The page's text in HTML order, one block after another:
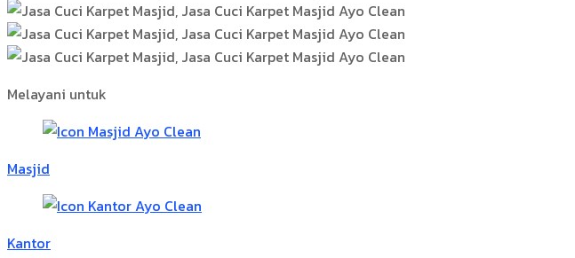
Melayani untuk
Masjid
Kantor